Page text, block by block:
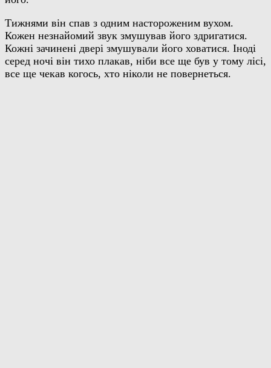
Тижнями він спав з одним настороженим вухом.
Кожен незнайомий звук змушував його здригатися.
Кожні зачинені двері змушували його ховатися. Іноді
серед ночі він тихо плакав, ніби все ще був у тому лісі,
все ще чекав когось, хто ніколи не повернеться.